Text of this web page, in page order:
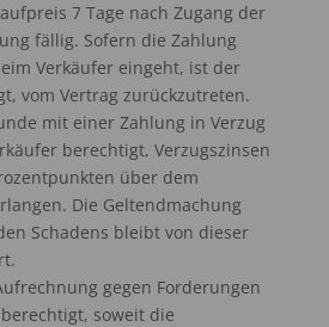
7 Tage nach Zugang der
fällig. Sofern die Zahlung
Verkäufer eingeht, ist der
vom Vertrag zurückzutreten.
mit einer Zahlung in Verzug
berechtigt, Verzugszinsen
über dem
Die Geltendmachung
Schadens bleibt von dieser
gegen Forderungen
soweit die